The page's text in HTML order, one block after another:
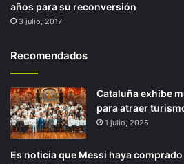
años para su reconversión
3 julio, 2017
Recomendados
Cataluña exhibe
para atraer
1 julio, 2025
Es noticia que Messi haya